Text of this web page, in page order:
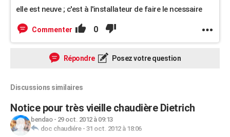
elle est neuve ; c'est à l'installateur de faire le ncessaire
Commenter 0
Répondre Posez votre question
Discussions similaires
Notice pour très vieille chaudière Dietrich
bendao- 29 oct. 2012 à 09:13
doc chaudiére- 31 oct. 2012 à 18:06